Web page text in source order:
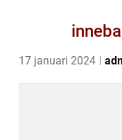
17 januari 2024